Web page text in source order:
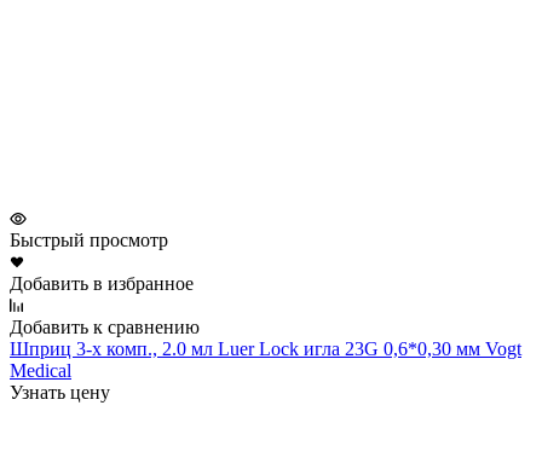
Быстрый просмотр
Добавить в избранное
Добавить к сравнению
Шприц 3-х комп., 2.0 мл Luer Lock игла 23G 0,6*0,30 мм Vogt
Medical
Узнать цену